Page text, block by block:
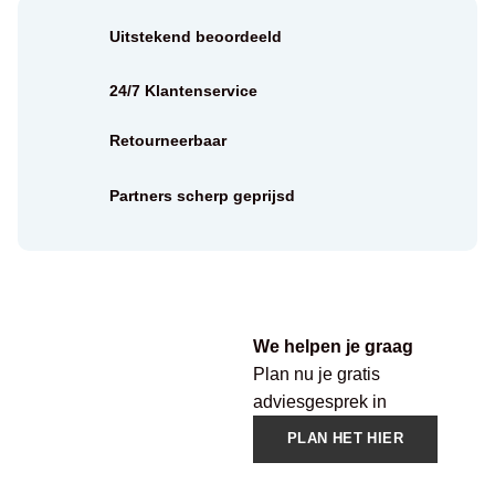
We helpen je graag
Plan nu je gratis
adviesgesprek in
PLAN HET HIER
Uitstekend beoordeeld
24/7 Klantenservice
Retourneerbaar
Partners scherp geprijsd